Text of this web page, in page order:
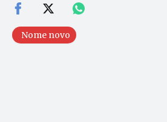
Nome novo